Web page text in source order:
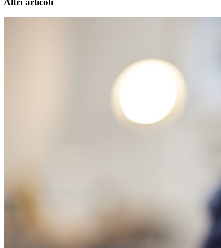
Altri articoli